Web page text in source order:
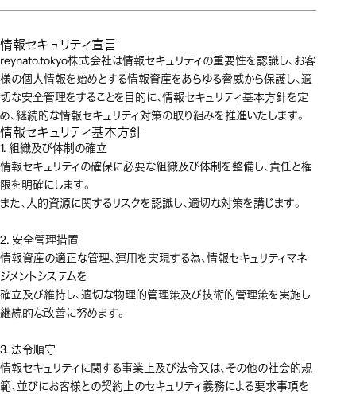
情報セキュリティ宣言
reynato.tokyo株式会社は情報セキュリティの重要性を認識し、お客
様の個人情報を始めとする情報資産をあらゆる脅威から保護し、適
切な安全管理をすることを目的に、情報セキュリティ基本方針を定
め、継続的な情報セキュリティ対策の取り組みを推進いたします。
情報セキュリティ基本方針
1. 組織及び体制の確立
情報セキュリティの確保に必要な組織及び体制を整備し、責任と権
限を明確にします。
また、人的資源に関するリスクを認識し、適切な対策を講じます。
2. 安全管理措置
情報資産の適正な管理、運用を実現する為、情報セキュリティマネ
ジメントシステムを
確立及び維持し、適切な物理的管理策及び技術的管理策を実施し
継続的な改善に努めます。
3. 法令順守
情報セキュリティに関する事業上及び法令又は、その他の社会的規
範、並びにお客様との契約上のセキュリティ義務による要求事項を